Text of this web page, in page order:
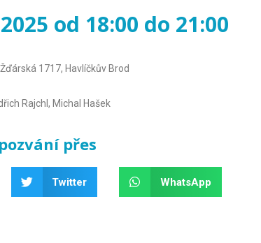
od 18:00 do 21:00
1717, Havlíčkův Brod
Rajchl, Michal Hašek
přes
Twitter WhatsApp